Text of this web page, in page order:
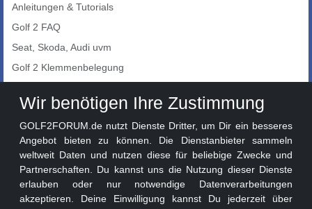
Anleitungen & Tutorials
Golf 2 FAQ
Seat, Skoda, Audi uvm
Golf 2 Klemmenbelegung
Auto-Showroom
Golf 2 Lackcodes
Sonderversionen
Sonstige Marken
Wir benötigen Ihre Zustimmung
GOLF2FORUM.de nutzt Dienste Dritter, um Dir ein besseres
Angebot bieten zu können. Die Dienstanbieter sammeln
weltweit Daten und nutzen diese für beliebige Zwecke und
Partnerschaften. Du kannst uns die Nutzung dieser Dienste
erlauben oder nur notwendige Datenverarbeitungen
akzeptieren. Deine Einwilligung kannst Du jederzeit über